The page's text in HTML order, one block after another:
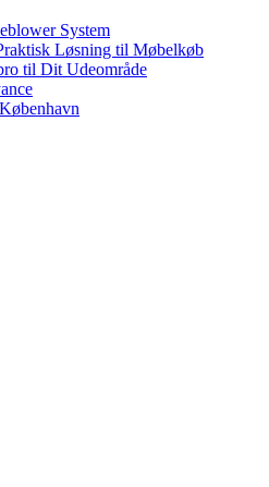
System
Løsning til Møbelkøb
til Dit Udeområde